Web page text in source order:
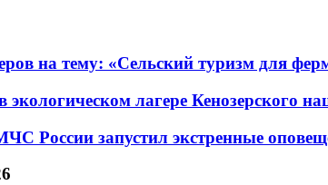
на тему: «Сельский туризм для
лагере Кенозерского
России запустил экстренные